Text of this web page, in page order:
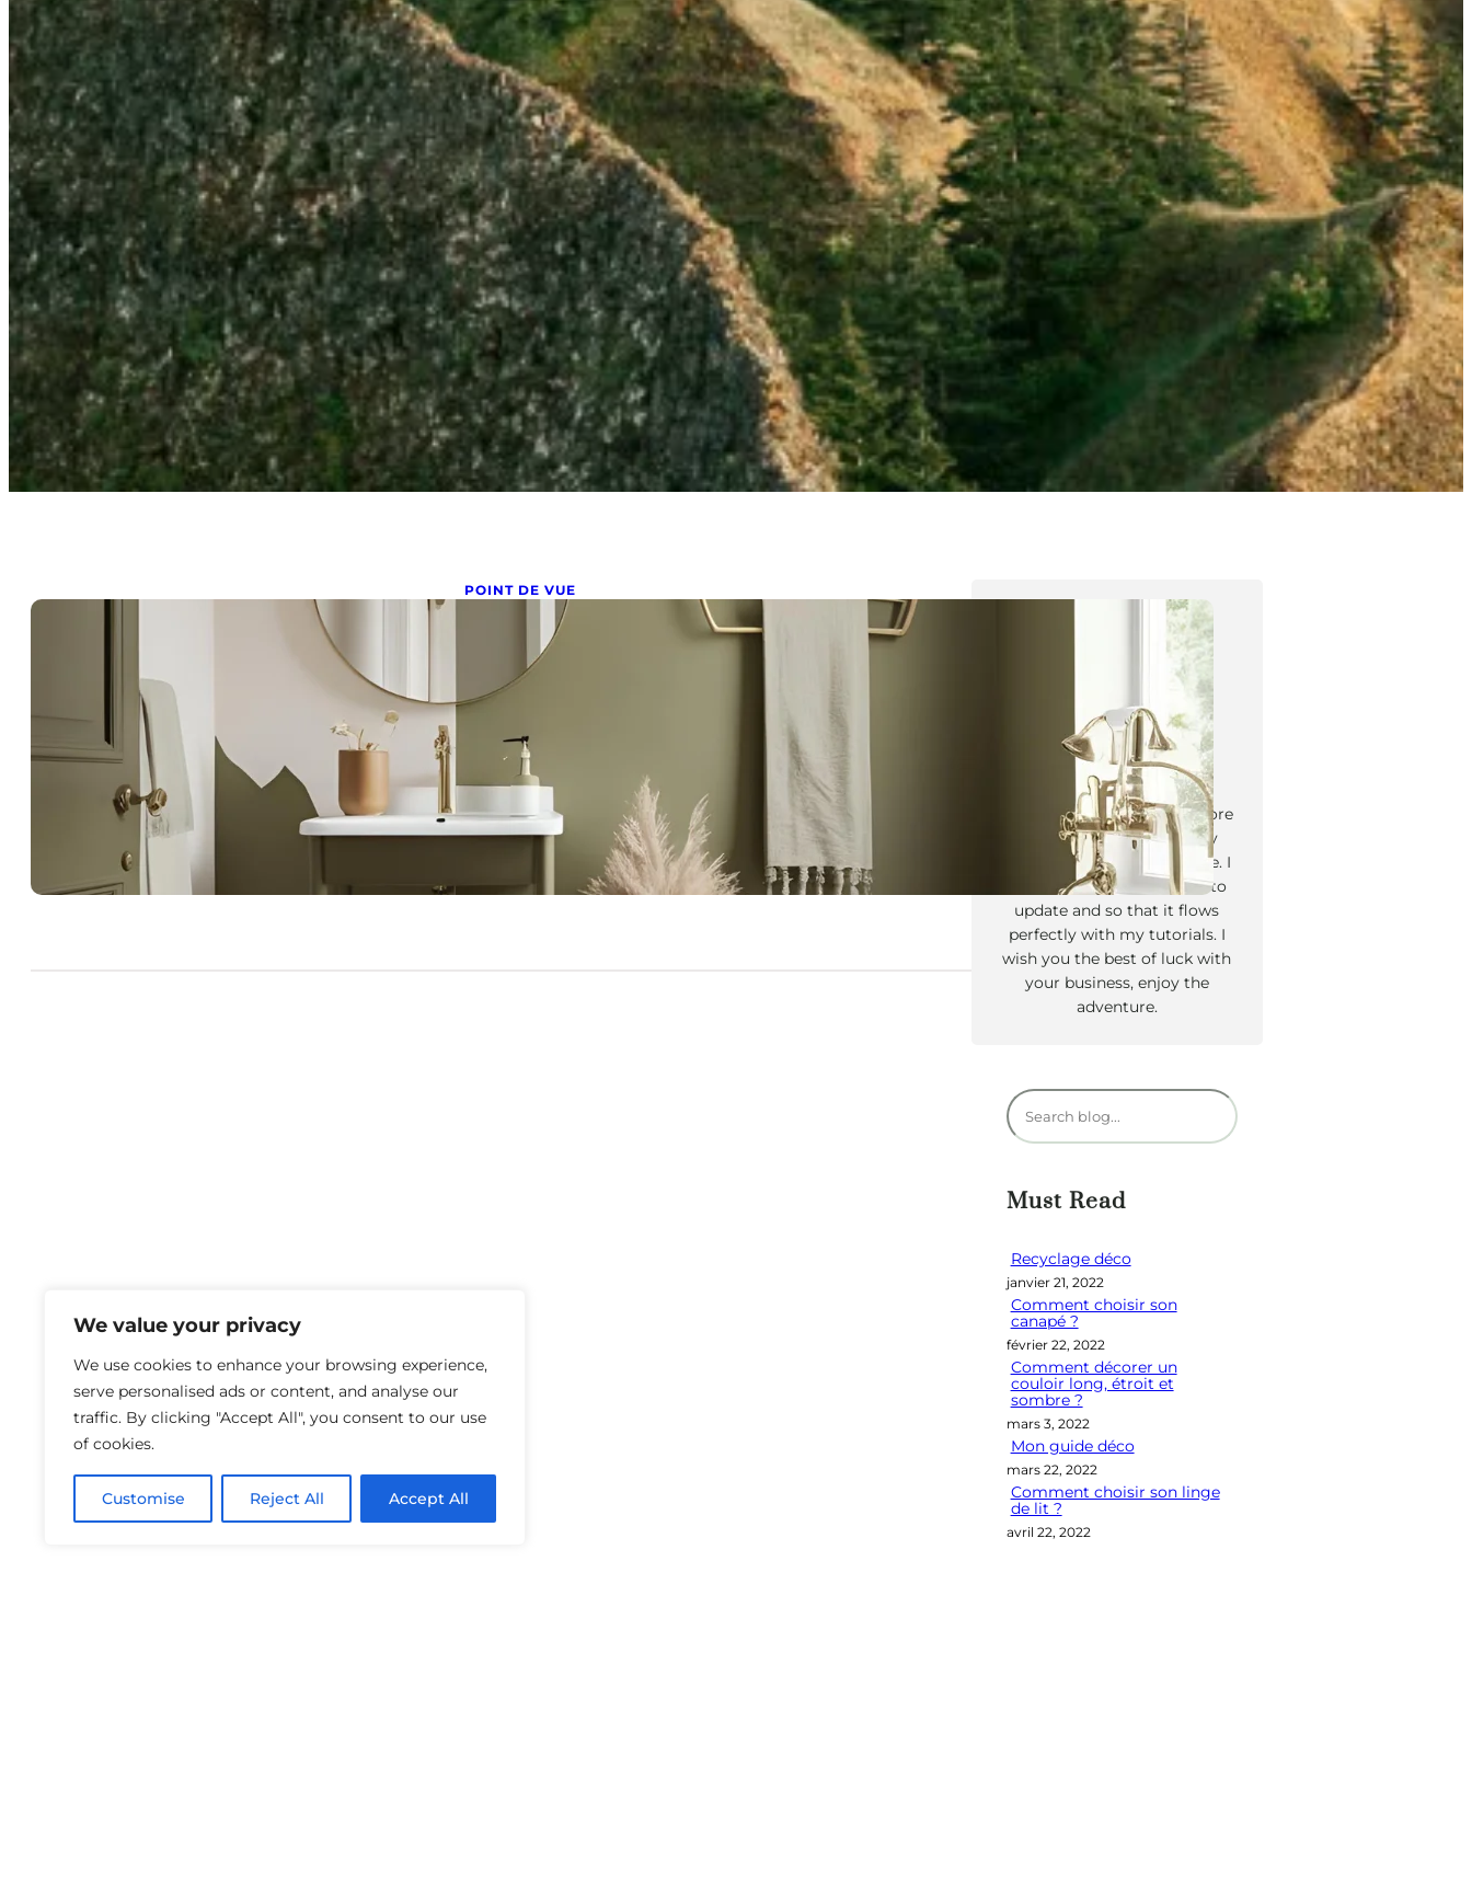
We value your privacy
We use cookies to enhance your browsing experience,
serve personalised ads or content, and analyse our
traffic. By clicking "Accept All", you consent to our use
of cookies.
Customise Reject All Accept All
POINT DE VUE
Eviter les erreurs déco dans la
salle de bain
avril 23, 2025
5 erreurs déco à éviter dans votre salle de bain (et leurs
meilleures alternatives) La salle de bain…
Tyler Moore
Hello, my name is Tyler Moore
and with the help of many
people I made this template. I
made it so it is super easy to
update and so that it flows
perfectly with my tutorials. I
wish you the best of luck with
your business, enjoy the
adventure.
R
e
h
r
c
h
e
r
Must Read
Recyclage déco
janvier 21, 2022
Comment choisir son
canapé ?
février 22, 2022
Comment décorer un
couloir long, étroit et
sombre ?
mars 3, 2022
Mon guide déco
mars 22, 2022
Comment choisir son linge
de lit ?
avril 22, 2022